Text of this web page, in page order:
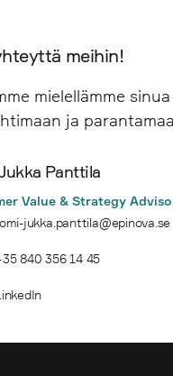
Panttila
Value & Strategy
jukka.panttila@epinova.se
840 356 14 45
meihin!
mielellämme
ja